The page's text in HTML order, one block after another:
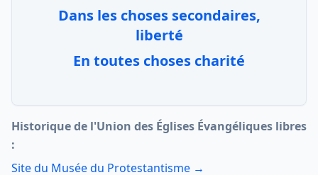
Dans les choses secondaires,
liberté
En toutes choses charité
Historique de l'Union des Églises Évangéliques libres
:
Site du Musée du Protestantisme →